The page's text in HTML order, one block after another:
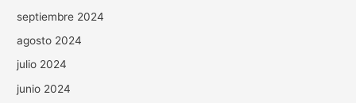
septiembre 2024
agosto 2024
julio 2024
junio 2024